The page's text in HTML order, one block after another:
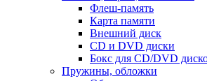
Флеш-память
Карта памяти
Внешний диск
CD и DVD диски
Бокс для CD/DVD
Пружины, обложки